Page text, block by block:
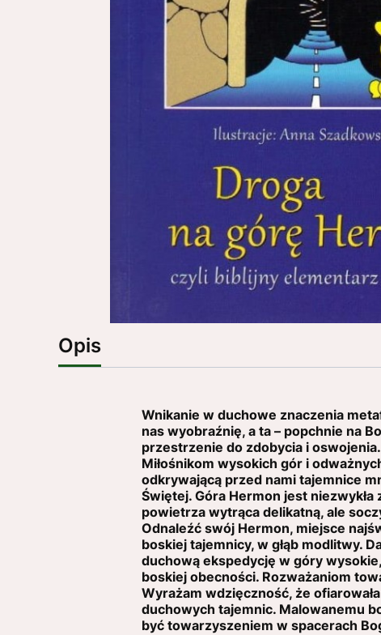
Opis
Wnikanie w duchowe znaczenia
nas wyobraźnię, a ta – popchnie na
przestrzenie do zdobycia i oswojenia.
Miłośnikom wysokich gór i
odkrywającą przed nami tajemnice
Świętej. Góra Hermon jest
powietrza wytrąca delikatną, ale
Odnaleźć swój Hermon, miejsce
boskiej tajemnicy, w głąb modlitwy.
duchową ekspedycję w góry
boskiej obecności. Rozważaniom
Wyrażam wdzięczność, że
duchowych tajemnic. Malowanemu
być towarzyszeniem w spacerach